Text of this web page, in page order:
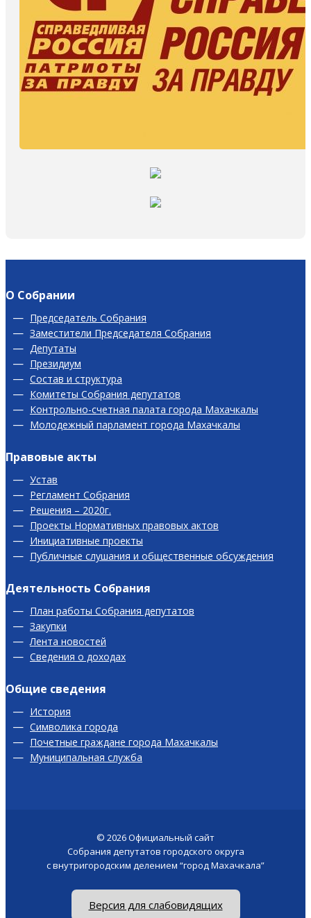
О Собрании
Председатель Собрания
Заместители Председателя Собрания
Депутаты
Президиум
Состав и структура
Комитеты Собрания депутатов
Контрольно-счетная палата города Махачкалы
Молодежный парламент города Махачкалы
Правовые акты
Устав
Регламент Собрания
Решения – 2020г.
Проекты Нормативных правовых актов
Инициативные проекты
Публичные слушания и общественные обсуждения
Деятельность Собрания
План работы Собрания депутатов
Закупки
Лента новостей
Сведения о доходах
Общие сведения
История
Символика города
Почетные граждане города Махачкалы
Муниципальная служба
© 2026Официальный сайт
Собрания депутатов городского округа
с внутригородским делением “город Махачкала”
Версия для слабовидящих